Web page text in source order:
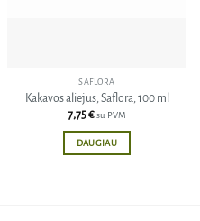
SAFLORA
Kakavos aliejus, Saflora, 100 ml
7,75€su PVM
DAUGIAU